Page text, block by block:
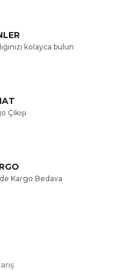
kolayca bulun
Kargo Bedava